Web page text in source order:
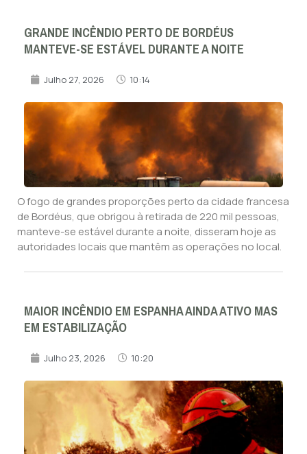
GRANDE INCÊNDIO PERTO DE BORDÉUS
MANTEVE-SE ESTÁVEL DURANTE A NOITE
Julho 27, 2026 10:14
O fogo de grandes proporções perto da cidade francesa
de Bordéus, que obrigou à retirada de 220 mil pessoas,
manteve-se estável durante a noite, disseram hoje as
autoridades locais que mantêm as operações no local.
MAIOR INCÊNDIO EM ESPANHA AINDA ATIVO MAS
EM ESTABILIZAÇÃO
Julho 23, 2026 10:20